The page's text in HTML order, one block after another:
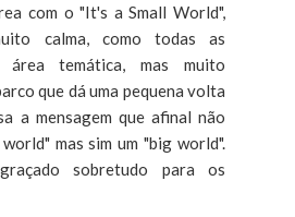
com o "It's a Small World",
calma, como todas as
área temática, mas muito
que dá uma pequena volta
a mensagem que afinal não
mas sim um "big world".
sobretudo para os